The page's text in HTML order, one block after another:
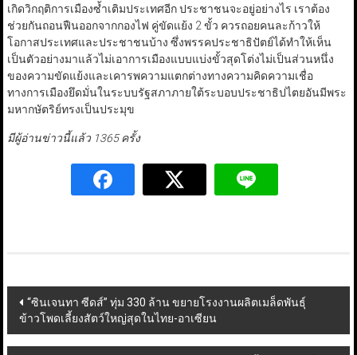
เกิดวิกฤติการเมืองซ้ำเติมประเทศอีก ประชาชนจะอยู่อย่างไร เราต้อง
ช่วยกันถอนฟืนออกจากกองไฟ คู่ขัดแย้ง 2 ขั้ว ควรถอยคนละก้าวให้
โอกาสประเทศและประชาชนบ้าง ซึ่งพรรคประชาธิปัตย์ได้ทำให้เห็น
เป็นตัวอย่างมาแล้วไม่เอาการเมืองแบบแบ่งขั้วสุดโต่งไม่เป็นส่วนหนึ่ง
ของความขัดแย้งและเคารพความแตกต่างทางความคิดความเชื่อ
ทางการเมืองยึดมั่นในระบบรัฐสภาภายใต้ระบอบประชาธิปไตยอันมีพระ
มหากษัตริย์ทรงเป็นประมุข
มีผู้อ่านข่าวนี้แล้ว 1365 ครั้ง
Post
navigation
“ซินเจนทา ซีดส์” ทุ่ม 330 ล้าน ขยายโรงงานผลิตเมล็ดพันธุ์
ข้าวโพดเลี้ยงสัตว์ใหญ่สุดในไทย-อาเซียน